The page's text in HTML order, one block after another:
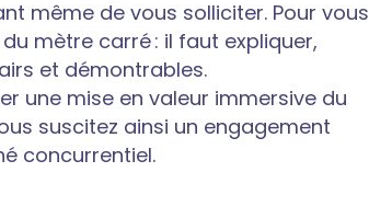
même de vous solliciter. Pour vous
mètre carré : il faut expliquer,
et démontrables.
une mise en valeur immersive du
suscitez ainsi un engagement
concurrentiel.